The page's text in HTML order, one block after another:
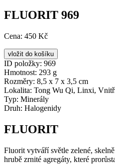
FLUORIT 969
Cena: 450 Kč
ID položky: 969
Hmotnost: 293 g
Rozměry: 8,5 x 7 x 3,5 cm
Lokalita: Tong Wu Qi, Linxi,
Typ: Minerály
Druh: Halogenidy
FLUORIT
Fluorit vytváří světle zelené,
hrubě zrnité agregáty, které